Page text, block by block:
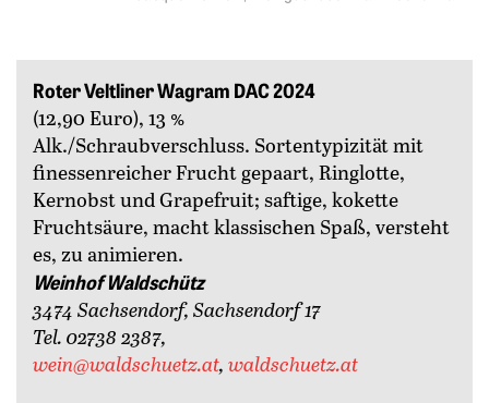
Roter Veltliner Wagram DAC 2024
(12,90 Euro), 13 %
Alk./Schraubverschluss. Sortentypizität mit
finessenreicher Frucht gepaart, Ringlotte,
Kernobst und Grapefruit; saftige, kokette
Fruchtsäure, macht klassischen Spaß, versteht
es, zu animieren.
Weinhof Waldschütz
3474 Sachsendorf, Sachsendorf 17
Tel. 02738 2387,
wein@waldschuetz.at, waldschuetz.at